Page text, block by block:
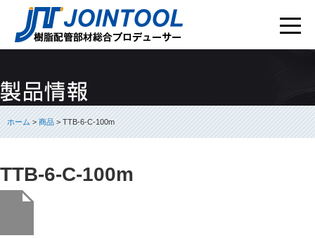
ホーム>商品> TTB-6-C-100m
TTB-6-C-100m